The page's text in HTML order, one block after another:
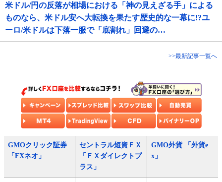
米ドル/円の反落が相場における「神の見えざる手」による
ものなら、米ドル安へ大転換を果たす歴史的な一幕に!?ユ
ーロ/米ドルは下落一服で「底割れ」回避の…
>>最新記事一覧へ
GMOクリック証券
「FXネオ」
セントラル短資ＦＸ
「ＦＸダイレクトプ
ラス」
GMO外貨 「外貨e
x」